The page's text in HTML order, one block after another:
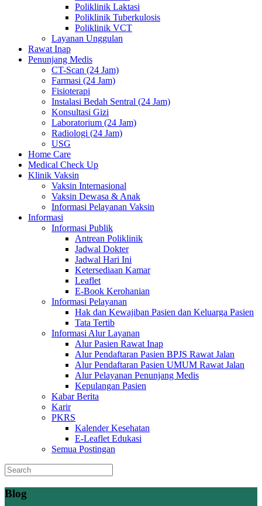
Poliklinik Laktasi
Poliklinik Tuberkulosis
Poliklinik VCT
Layanan Unggulan
Rawat Inap
Penunjang Medis
CT-Scan (24 Jam)
Farmasi (24 Jam)
Fisioterapi
Instalasi Bedah Sentral (24 Jam)
Konsultasi Gizi
Laboratorium (24 Jam)
Radiologi (24 Jam)
USG
Home Care
Medical Check Up
Klinik Vaksin
Vaksin Internasional
Vaksin Dewasa & Anak
Informasi Pelayanan Vaksin
Informasi
Informasi Publik
Antrean Poliklinik
Jadwal Dokter
Jadwal Hari Ini
Ketersediaan Kamar
Leaflet
E-Book Kerohanian
Informasi Pelayanan
Hak dan Kewajiban Pasien dan Keluarga Pasien
Tata Tertib
Informasi Alur Layanan
Alur Pasien Rawat Inap
Alur Pendaftaran Pasien BPJS Rawat Jalan
Alur Pendaftaran Pasien UMUM Rawat Jalan
Alur Pelayanan Penunjang Medis
Kepulangan Pasien
Kabar Berita
Karir
PKRS
Kalender Kesehatan
E-Leaflet Edukasi
Semua Postingan
Blog